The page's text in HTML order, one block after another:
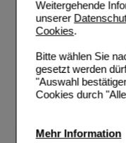
Weitergehende
unserer
Cookies.
Bitte wählen Sie
gesetzt werden
"Auswahl
Cookies durch
Mehr Information